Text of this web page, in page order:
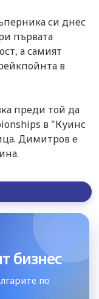
си днес
първата
а самият
в
преди той да
в "Куинс
Димитров е
бизнес
по